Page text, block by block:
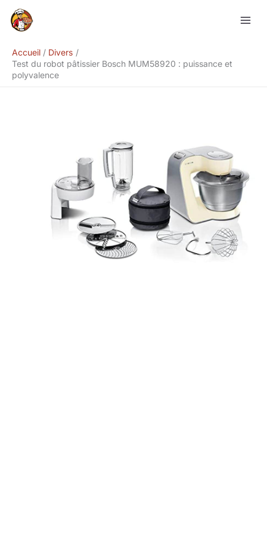
Accueil
Divers
Test du robot pâtissier Bosch MUM58920 : puissance et
polyvalence
Rechercher